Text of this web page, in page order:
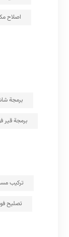
اصلاح
برمجة
برمجة قير
تركيب
تصليح